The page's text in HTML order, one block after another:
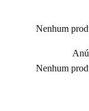
Nenhum
Nenhum